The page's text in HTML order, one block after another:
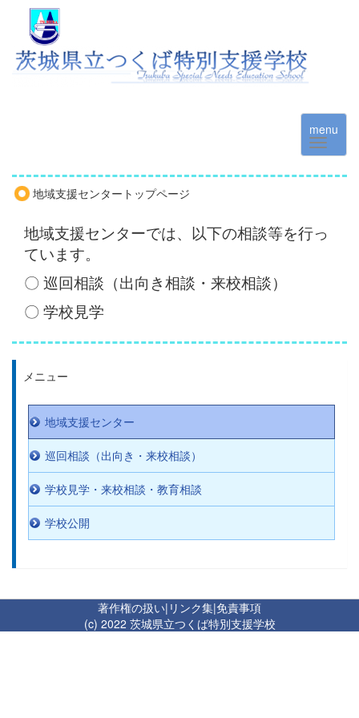
menu
地域支援センタートップページ
地域支援センターでは、以下の相談等を行っ
ています。
〇 巡回相談（出向き相談・来校相談）
〇 学校見学
メニュー
地域支援センター
巡回相談（出向き・来校相談）
学校見学・来校相談・教育相談
学校公開
著作権の扱い| リンク集|免責事項
(c) 2022 茨城県立つくば特別支援学校